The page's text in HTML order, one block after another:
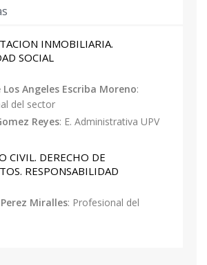
INMOBILIARIA.
SOCIAL
Angeles Escriba Moreno:
del sector
Reyes : E. Administrativa UPV
CIVIL. DERECHO DE
RESPONSABILIDAD
Miralles: Profesional del